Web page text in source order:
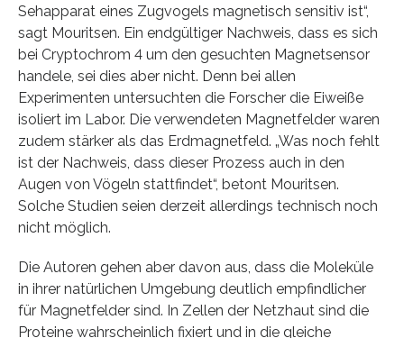
Sehapparat eines Zugvogels magnetisch sensitiv ist“,
sagt Mouritsen. Ein endgültiger Nachweis, dass es sich
bei Cryptochrom 4 um den gesuchten Magnetsensor
handele, sei dies aber nicht. Denn bei allen
Experimenten untersuchten die Forscher die Eiweiße
isoliert im Labor. Die verwendeten Magnetfelder waren
zudem stärker als das Erdmagnetfeld. „Was noch fehlt
ist der Nachweis, dass dieser Prozess auch in den
Augen von Vögeln stattfindet“, betont Mouritsen.
Solche Studien seien derzeit allerdings technisch noch
nicht möglich.
Die Autoren gehen aber davon aus, dass die Moleküle
in ihrer natürlichen Umgebung deutlich empfindlicher
für Magnetfelder sind. In Zellen der Netzhaut sind die
Proteine wahrscheinlich fixiert und in die gleiche